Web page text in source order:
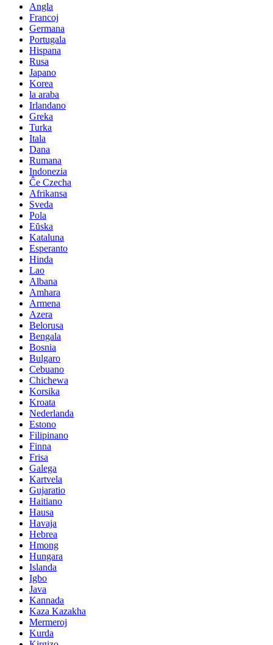
Angla
Francoj
Germana
Portugala
Hispana
Rusa
Japano
Korea
la araba
Irlandano
Greka
Turka
Itala
Dana
Rumana
Indonezia
Ĉe Czecha
Afrikansa
Sveda
Pola
Eŭska
Kataluna
Esperanto
Hinda
Lao
Albana
Amhara
Armena
Azera
Belorusa
Bengala
Bosnia
Bulgaro
Cebuano
Chichewa
Korsika
Kroata
Nederlanda
Estono
Filipinano
Finna
Frisa
Galega
Kartvela
Gujaratio
Haitiano
Hausa
Havaja
Hebrea
Hmong
Hungara
Islanda
Igbo
Java
Kannada
Kaza Kazakha
Mermeroj
Kurda